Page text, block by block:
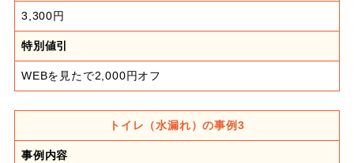
3,300円
特別値引
WEBを見たで2,000円オフ
トイレ（水漏れ）の事例3
事例内容